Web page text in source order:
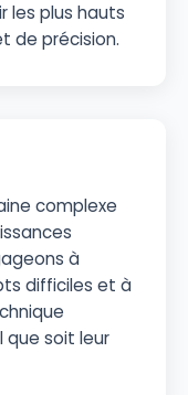
les plus hauts
de précision.
complexe
à
difficiles et à
que soit leur